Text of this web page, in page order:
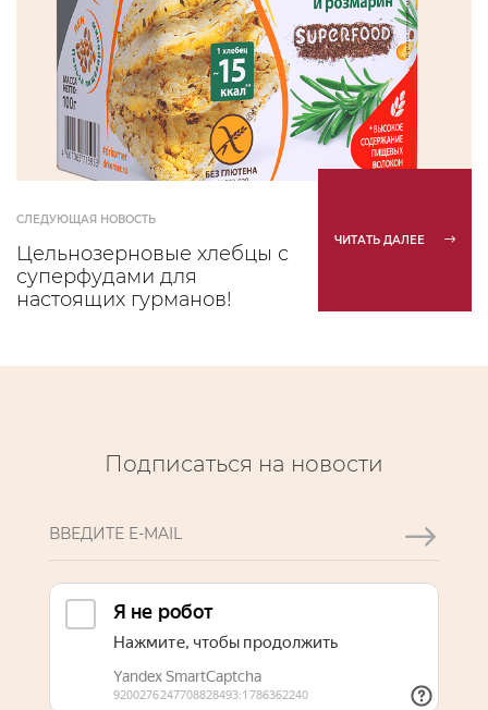
СЛЕДУЮЩАЯ НОВОСТЬ
Цельнозерновые хлебцы с
суперфудами для
настоящих гурманов!
ЧИТАТЬ ДАЛЕЕ
Подписаться на новости